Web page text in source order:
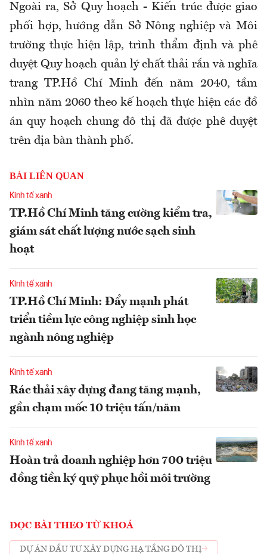
Ngoài ra, Sở Quy hoạch - Kiến trúc được giao
phối hợp, hướng dẫn Sở Nông nghiệp và Môi
trường thực hiện lập, trình thẩm định và phê
duyệt Quy hoạch quản lý chất thải rắn và nghĩa
trang TP.Hồ Chí Minh đến năm 2040, tầm
nhìn năm 2060 theo kế hoạch thực hiện các đồ
án quy hoạch chung đô thị đã được phê duyệt
trên địa bàn thành phố.
BÀI LIÊN QUAN
Kinh tế xanh
TP.Hồ Chí Minh tăng cường kiểm tra,
giám sát chất lượng nước sạch sinh
hoạt
Kinh tế xanh
TP.Hồ Chí Minh: Đẩy mạnh phát
triển tiềm lực công nghiệp sinh học
ngành nông nghiệp
Kinh tế xanh
Rác thải xây dựng đang tăng mạnh,
gần chạm mốc 10 triệu tấn/năm
Kinh tế xanh
Hoàn trả doanh nghiệp hơn 700 triệu
đồng tiền ký quỹ phục hồi môi trường
ĐỌC BÀI THEO TỪ KHOÁ
DỰ ÁN ĐẦU TƯ XÂY DỰNG HẠ TẦNG ĐÔ THỊ